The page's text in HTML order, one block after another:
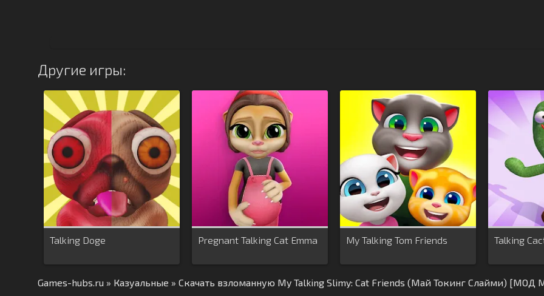
Другие игры:
Talking Doge Pregnant Talking Cat Emma My Talking Tom Friends Talking
Games-hubs.ru » Казуальные » Скачать взломанную My Talking Slimy: Cat Friends (Май Токинг Слайми) [МОД